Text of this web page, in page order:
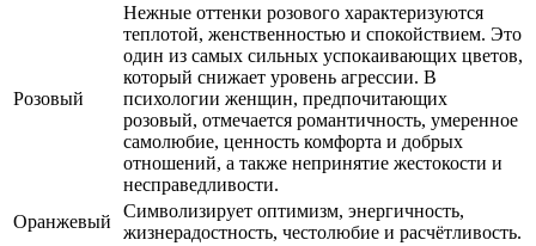
Розовый
Нежные оттенки розового характеризуются
теплотой, женственностью и спокойствием. Это
один из самых сильных успокаивающих цветов,
который снижает уровень агрессии. В
психологии женщин, предпочитающих
розовый, отмечается романтичность, умеренное
самолюбие, ценность комфорта и добрых
отношений, а также непринятие жестокости и
несправедливости.
Оранжевый
Символизирует оптимизм, энергичность,
жизнерадостность, честолюбие и расчётливость.